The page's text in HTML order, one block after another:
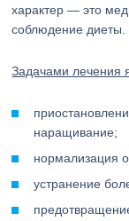
характер — это
соблюдение диеты.
Задачами лечения
наращивание;
нормализация
устранение